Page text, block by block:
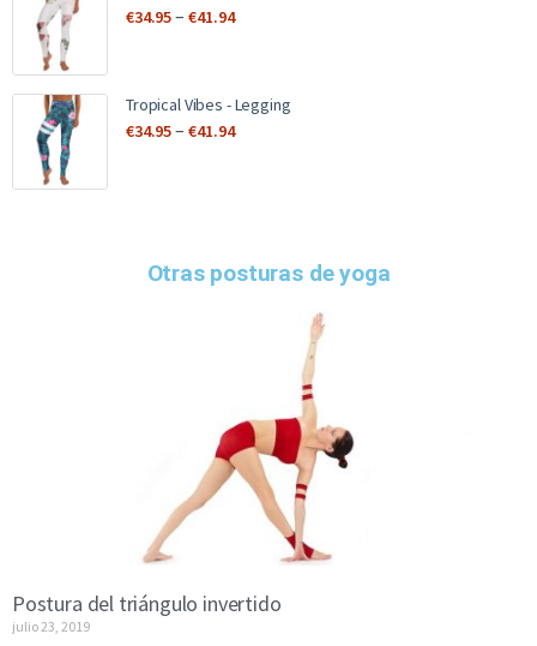
€34.95–€41.94
Tropical Vibes - Legging
€34.95–€41.94
Otras posturas de yoga
Postura del triángulo invertido
julio 23, 2019